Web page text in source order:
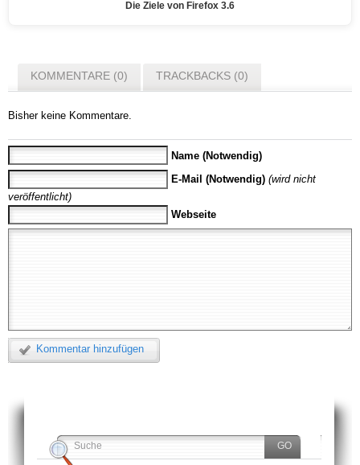
Die Ziele von Firefox 3.6
KOMMENTARE (0) TRACKBACKS (0)
Bisher keine Kommentare.
Name (Notwendig)
E-Mail (Notwendig) (wird nicht
veröffentlicht)
Webseite
Kommentar hinzufügen